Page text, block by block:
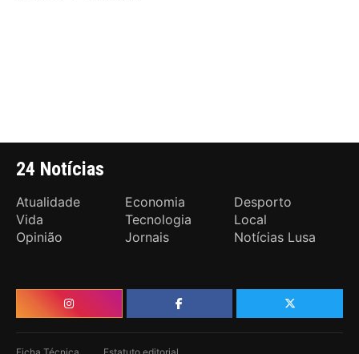
24 Notícias
Atualidade Economia
Desporto
Vida
Tecnologia
Local
Opinião
Jornais Notícias Lusa